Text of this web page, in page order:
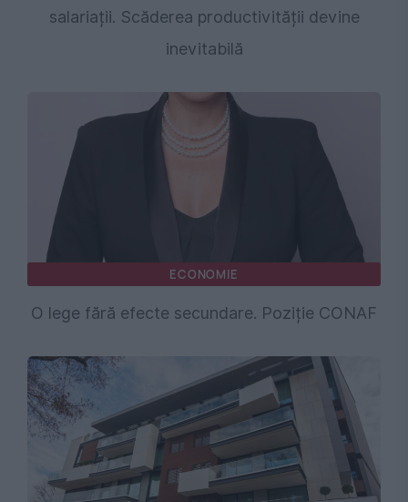
salariații. Scăderea productivității devine
inevitabilă
ECONOMIE
O lege fără efecte secundare. Poziție CONAF